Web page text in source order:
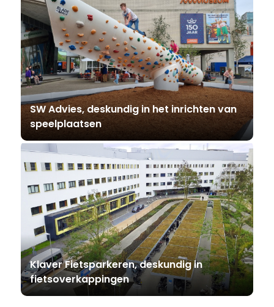
SW Advies, deskundig in het inrichten van
speelplaatsen
Klaver Fietsparkeren, deskundig in
fietsoverkappingen